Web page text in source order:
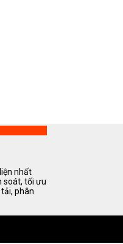
nhất
soát, tối ưu
phân